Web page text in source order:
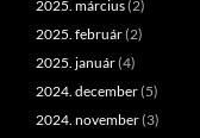
2025. március(2)
2025. február(2)
2025. január(4)
2024. december(5)
2024. november(3)